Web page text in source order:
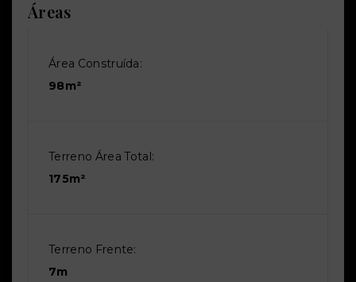
Áreas
Área Construída:
98m²
Terreno Área Total:
175m²
Terreno Frente:
7m